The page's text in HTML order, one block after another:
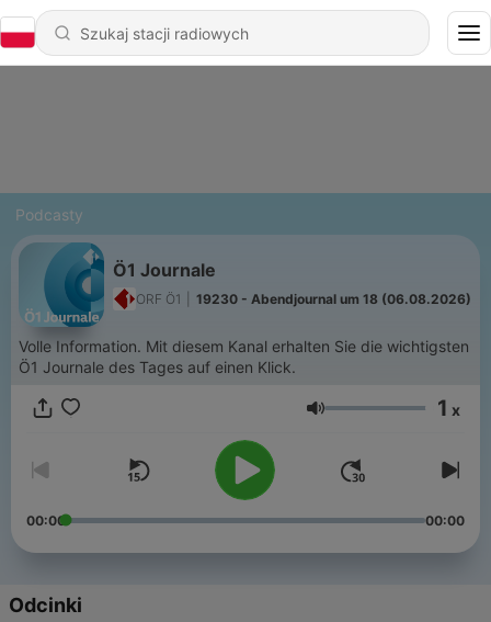
Podcasty
Ö1 Journale
ORF Ö1 19230 - Abendjournal um 18 (06.08.2026)
Volle Information. Mit diesem Kanal erhalten Sie die wichtigsten
Ö1 Journale des Tages auf einen Klick.
Głośność 1 x
00:00 00:00
Odcinki